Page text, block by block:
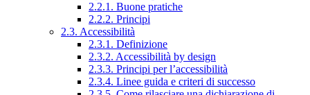
2.2.1. Buone pratiche
2.2.2. Principi
2.3. Accessibilità
2.3.1. Definizione
2.3.2. Accessibilità by design
2.3.3. Principi per l’accessibilità
2.3.4. Linee guida e criteri di successo